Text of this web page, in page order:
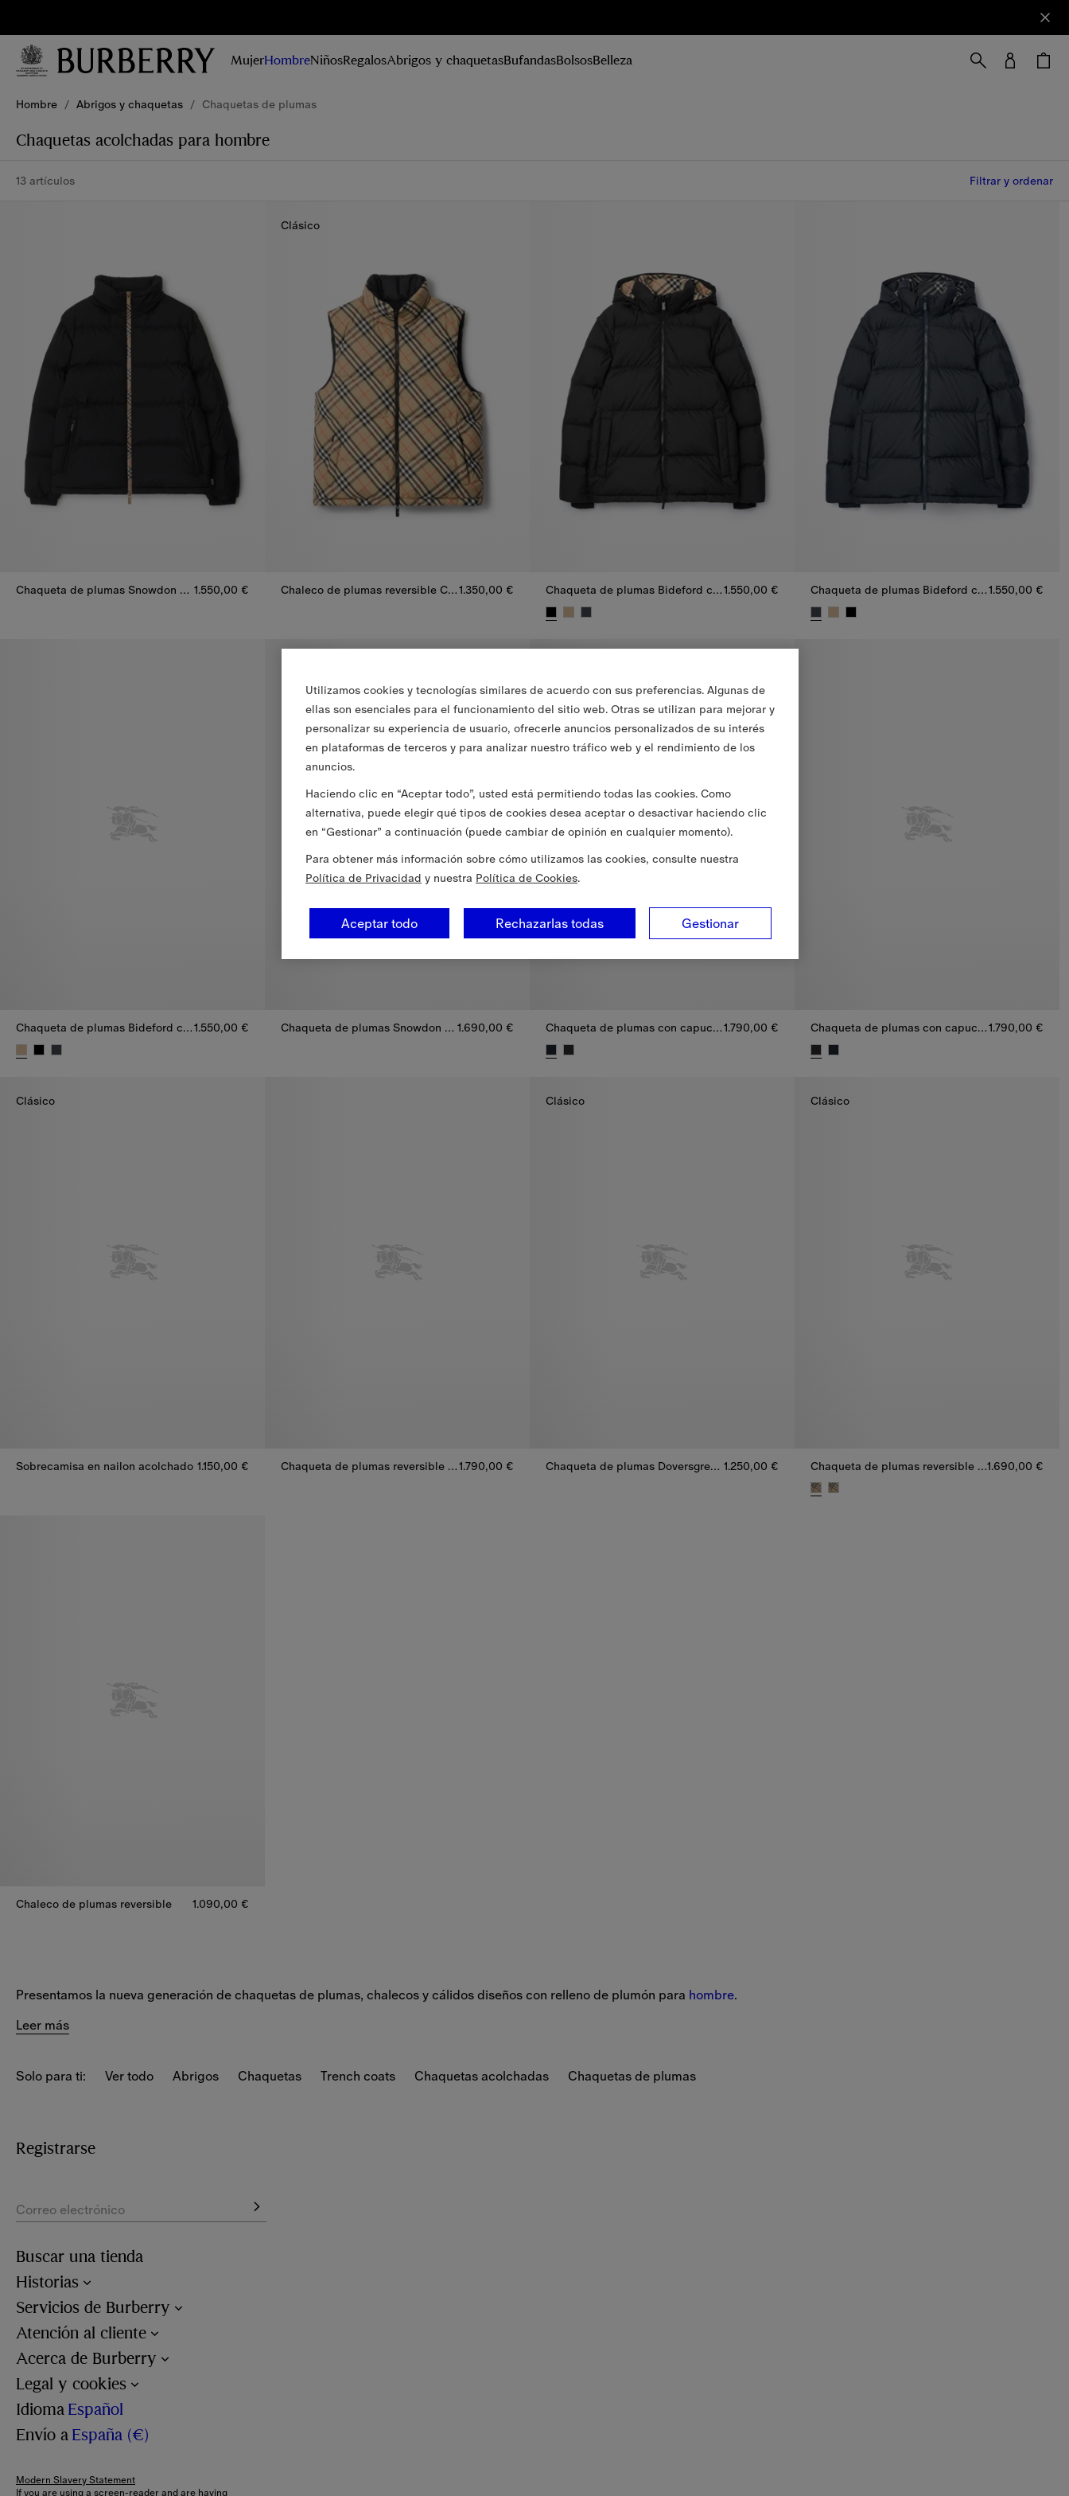
No te
pierdas las
últimas
campañas e
MujerHombreNiñosRegalosAbrigos y chaquetasBufandasBolsosBelleza
Hombre / Abrigos y chaquetas / Chaquetas de plumas
Chaquetas acolchadas para hombre
Presentamos la nueva generación de chaquetas de plumas, chalecos y cálidos diseños con relleno de plumón para hombre.
Leer más
13 artículos Filtrar y ordenar
Chaqueta de plumas Snowdon con cinta Check 1.550,00 €
Clásico
Chaleco de plumas reversible Check1.350,00 €
Chaqueta de plumas Bideford con mangas extraíbles1.550,00 € Chaqueta de plumas Bideford con mangas extraíbles1.550,00 €
Chaqueta de plumas Bideford con mangas extraíbles1.550,00 € Chaqueta de plumas Snowdon reversible Check 1.690,00 €
Chaqueta de plumas Snowdon reversible Check, 1.690,00 €
Chaqueta de plumas con capucha1.790,00 € Chaqueta de plumas con capucha1.790,00 €
Clásico
Sobrecamisa en nailon acolchado 1.150,00 €
Chaqueta de plumas reversible Check con capucha1.790,00 €
Clásico
Chaqueta de plumas Doversgreen en nailon acolchado a cuadros 1.250,00 €
Chaqueta de plumas Doversgreen en nailon acolchado a cuadros, 1.250,00 €
Clásico
Chaqueta de plumas reversible Check1.690,00 €
Chaleco de plumas reversible
1.090,00 €
Solo para ti: Ver todo Abrigos Chaquetas Trench coats Chaquetas acolchadas Chaquetas de plumas
Registrarse
Correo electrónico
Buscar una tienda
Historias
Servicios de Burberry
Atención al cliente
Acerca de Burberry
Legal y cookies
Idioma Español
Envío a España (€)
Modern Slavery Statement
If you are using a screen-reader and are having
Utilizamos cookies y tecnologías similares de acuerdo con sus preferencias. Algunas de
ellas son esenciales para el funcionamiento del sitio web. Otras se utilizan para mejorar y
personalizar su experiencia de usuario, ofrecerle anuncios personalizados de su interés
en plataformas de terceros y para analizar nuestro tráfico web y el rendimiento de los
anuncios.
Haciendo clic en “Aceptar todo”, usted está permitiendo todas las cookies. Como
alternativa, puede elegir qué tipos de cookies desea aceptar o desactivar haciendo clic
en “Gestionar” a continuación (puede cambiar de opinión en cualquier momento).
Para obtener más información sobre cómo utilizamos las cookies, consulte nuestra
Política de Privacidad y nuestra Política de Cookies.
Gestionar
Rechazarlas todas
Aceptar todo